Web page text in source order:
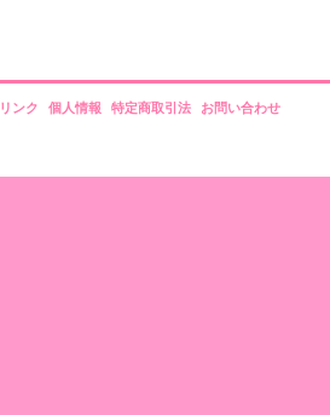
リンク 個人情報 特定商取引法 お問い合わせ